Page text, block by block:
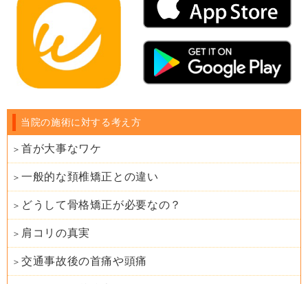
当院の施術に対する考え方
首が大事なワケ
一般的な頚椎矯正との違い
どうして骨格矯正が必要なの？
肩コリの真実
交通事故後の首痛や頭痛